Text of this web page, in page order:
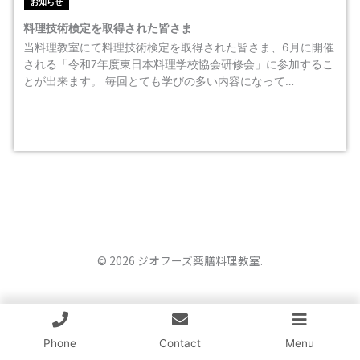
料理技術検定を取得された皆さま
当料理教室にて料理技術検定を取得された皆さま、6月に開催
される「令和7年度東日本料理学校協会研修会」に参加するこ
とが出来ます。 毎回とても学びの多い内容になって…
© 2026 ジオフーズ薬膳料理教室.
Phone Contact Menu